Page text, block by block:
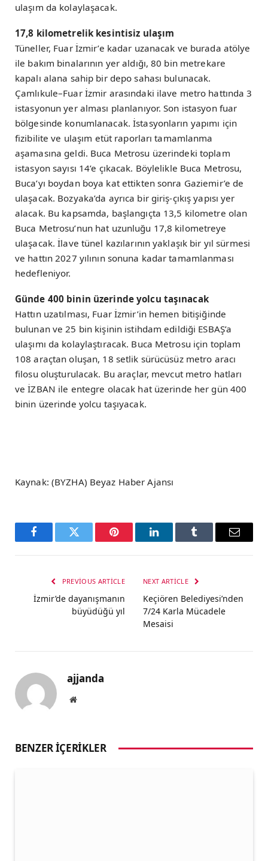
ulaşım da kolaylaşacak.
17,8 kilometrelik kesintisiz ulaşım
Tüneller, Fuar İzmir’e kadar uzanacak ve burada atölye
ile bakım binalarının yer aldığı, 80 bin metrekare
kapalı alana sahip bir depo sahası bulunacak.
Çamlıkule–Fuar İzmir arasındaki ilave metro hattında 3
istasyonun yer alması planlanıyor. Son istasyon fuar
bölgesinde konumlanacak. İstasyonların yapımı için
fizibilite ve ulaşım etüt raporları tamamlanma
aşamasına geldi. Buca Metrosu üzerindeki toplam
istasyon sayısı 14’e çıkacak. Böylelikle Buca Metrosu,
Buca’yı boydan boya kat ettikten sonra Gaziemir’e de
ulaşacak. Bozyaka’da ayrıca bir giriş-çıkış yapısı yer
alacak. Bu kapsamda, başlangıçta 13,5 kilometre olan
Buca Metrosu’nun hat uzunluğu 17,8 kilometreye
ulaşacak. İlave tünel kazılarının yaklaşık bir yıl sürmesi
ve hattın 2027 yılının sonuna kadar tamamlanması
hedefleniyor.
Günde 400 binin üzerinde yolcu taşınacak
Hattın uzatılması, Fuar İzmir’in hemen bitişiğinde
bulunan ve 25 bin kişinin istihdam edildiği ESBAŞ’a
ulaşımı da kolaylaştıracak. Buca Metrosu için toplam
108 araçtan oluşan, 18 setlik sürücüsüz metro aracı
filosu oluşturulacak. Bu araçlar, mevcut metro hatları
ve İZBAN ile entegre olacak hat üzerinde her gün 400
binin üzerinde yolcu taşıyacak.
Kaynak: (BYZHA) Beyaz Haber Ajansı
FacebookTwitter Pinterest LinkedInTumblr Email
PREVIOUS ARTICLE
İzmir’de dayanışmanın
büyüdüğü yıl
NEXT ARTICLE
Keçiören Belediyesi’nden
7/24 Karla Mücadele
Mesaisi
ajjanda
Website
BENZER İÇERIKLER